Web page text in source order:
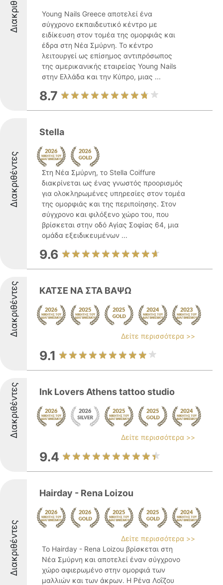
Young Nails Greece αποτελεί ένα
σύγχρονο εκπαιδευτικό κέντρο με
ειδίκευση στον τομέα της ομορφιάς και
έδρα στη Νέα Σμύρνη. Το κέντρο
λειτουργεί ως επίσημος αντιπρόσωπος
της αμερικανικής εταιρείας Young Nails
στην Ελλάδα και την Κύπρο, μιας ...
8.7
Διακριθέντες
Stella
Στη Νέα Σμύρνη, το Stella Coiffure
διακρίνεται ως ένας γνωστός προορισμός
για ολοκληρωμένες υπηρεσίες στον τομέα
της ομορφιάς και της περιποίησης. Στον
σύγχρονο και φιλόξενο χώρο του, που
βρίσκεται στην οδό Αγίας Σοφίας 64, μια
ομάδα εξειδικευμένων ...
9.6
Διακριθέντες ΚΑΤΣΕ ΝΑ ΣΤΑ ΒΑΨΩ
Δείτε περισσότερα >>
9.1
Διακριθέντες Ink Lovers Athens tattoo studio
Δείτε περισσότερα >>
9.4
Διακριθέντες
Hairday - Rena Loizou
Δείτε περισσότερα >>
Το Hairday - Rena Loizou βρίσκεται στη
Νέα Σμύρνη και αποτελεί έναν σύγχρονο
χώρο αφιερωμένο στην ομορφιά των
μαλλιών και των άκρων. Η Ρένα Λοΐζου